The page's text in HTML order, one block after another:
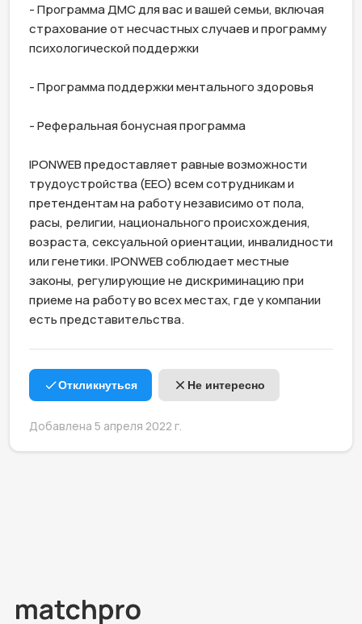
- Программа ДМС для вас и вашей семьи, включая
страхование от несчастных случаев и программу
психологической поддержки
- Программа поддержки ментального здоровья
- Реферальная бонусная программа
IPONWEB предоставляет равные возможности
трудоустройства (EEO) всем сотрудникам и
претендентам на работу независимо от пола,
расы, религии, национального происхождения,
возраста, сексуальной ориентации, инвалидности
или генетики. IPONWEB соблюдает местные
законы, регулирующие не дискриминацию при
приеме на работу во всех местах, где у компании
есть представительства.
Откликнуться Не интересно
Добавлена 5 апреля 2022 г.